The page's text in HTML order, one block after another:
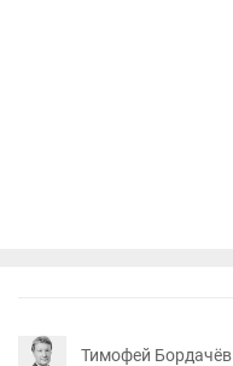
Тимофей Бордачёв